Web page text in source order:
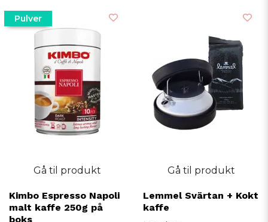
Pulver
Gå til produkt
Kimbo Espresso Napoli
malt kaffe 250g på
boks
Gå til produkt
Lemmel Svärtan + Kokt
kaffe